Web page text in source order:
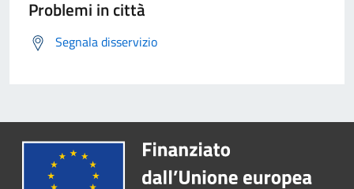
Problemi in città
Segnala disservizio